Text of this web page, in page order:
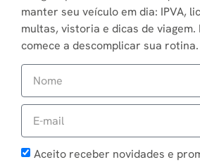
manter seu veículo em dia: IPVA,
multas, vistoria e dicas de viagem.
comece a descomplicar sua rotina.
Aceito receber novidades e